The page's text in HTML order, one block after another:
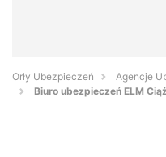
Orły Ubezpieczeń
Agencje
Biuro ubezpieczeń ELM